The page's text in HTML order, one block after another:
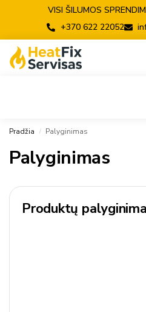
VISI ŠILUMOS
+370 622 22052
Pradžia / Palyginimas
Palyginimas
Produktų